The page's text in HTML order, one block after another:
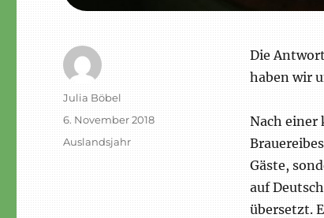
Die
haben wir
Nach einer
Gäste,
auf
übersetzt.
Autor
Julia Böbel
Veröffentlicht
6. November 2018
Schlagwörter
Auslandsjahr